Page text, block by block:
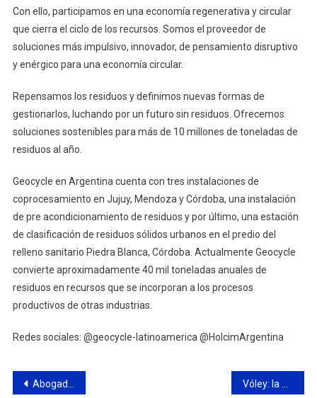
Con ello, participamos en una economía regenerativa y circular
que cierra el ciclo de los recursos. Somos el proveedor de
soluciones más impulsivo, innovador, de pensamiento disruptivo
y enérgico para una economía circular.
Repensamos los residuos y definimos nuevas formas de
gestionarlos, luchando por un futuro sin residuos. Ofrecemos
soluciones sostenibles para más de 10 millones de toneladas de
residuos al año.
Geocycle en Argentina cuenta con tres instalaciones de
coprocesamiento en Jujuy, Mendoza y Córdoba, una instalación
de pre acondicionamiento de residuos y por último, una estación
de clasificación de residuos sólidos urbanos en el predio del
relleno sanitario Piedra Blanca, Córdoba. Actualmente Geocycle
convierte aproximadamente 40 mil toneladas anuales de
residuos en recursos que se incorporan a los procesos
productivos de otras industrias.
Redes sociales: @geocycle-latinoamerica @HolcimArgentina
Navegación
Abogados habilitan enlace para denunciar la incorrecta regulación de honorarios